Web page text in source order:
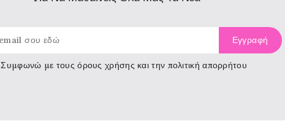
Συμφωνώ με τουςόρους χρήσης και την πολιτική απορρήτου